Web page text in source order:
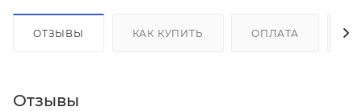
ОТЗЫВЫ КАК КУПИТЬ ОПЛАТА
Отзывы